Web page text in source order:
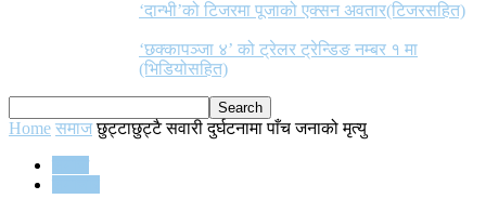
‘दान्भी’को टिजरमा पूजाको एक्सन अवतार(टिजरसहित)
‘छक्कापञ्जा ४’ को ट्रेलर ट्रेन्डिङ नम्बर १ मा
(भिडियोसहित)
Home समाज छुट्टाछुट्टै सवारी दुर्घटनामा पाँच जनाको मृत्यु